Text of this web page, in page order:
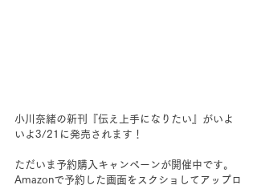
小川奈緒の新刊『伝え上手になりたい』がいよ
いよ3/21に発売されます！
ただいま予約購入キャンペーンが開催中です。
Amazonで予約した画面をスクショしてアップロ